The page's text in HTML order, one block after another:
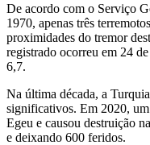
De acordo com o Serviço
1970, apenas três
proximidades do tremor
registrado ocorreu em 24
6,7.
Na última década, a
significativos. Em 2020,
Egeu e causou destruição
e deixando 600 feridos.